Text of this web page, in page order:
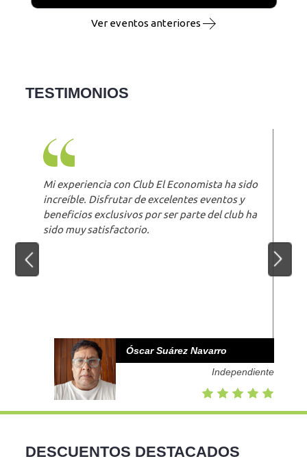
Ver eventos anteriores
TESTIMONIOS
Mi experiencia con Club El Economista ha sido
increíble. Disfrutar de excelentes eventos y
beneficios exclusivos por ser parte del club ha
sido muy satisfactorio.
Óscar Suárez Navarro
Independiente
DESCUENTOS DESTACADOS